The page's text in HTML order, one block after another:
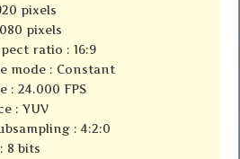
pixels
pixels
ratio : 16:9
mode : Constant
: 24.000 FPS
: YUV
: 4:2:0
8 bits